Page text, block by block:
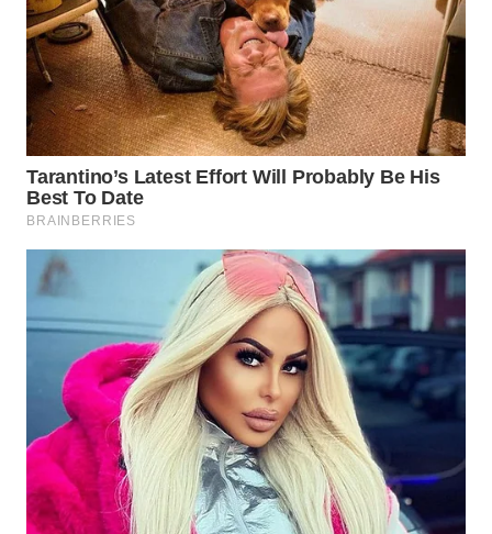
WN
SIMALUNGUN
WN
LABUHANBATU
WN
TAPANULI
TENGAH
WN DELI
WN
TEBING
TINGGI
WN
PAKPAK